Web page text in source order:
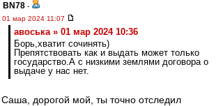
BN78 -
01 мар 2024 11:07
авоська » 01 мар 2024 10:36
Борь,хватит сочинять)
Препятствовать как и выдать может только
государство.А с низкими землями договора о
выдаче у нас нет.
Саша, дорогой мой, ты точно отследил